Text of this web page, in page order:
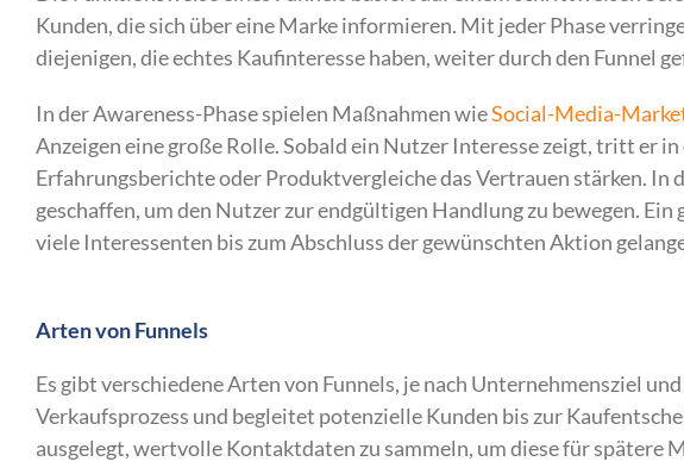
Kunden, die sich über eine Marke informieren. Mit jeder Phase
diejenigen, die echtes Kaufinteresse haben, weiter durch den Funnel
In der Awareness-Phase spielen Maßnahmen wieSocial-Media-
Anzeigen eine große Rolle. Sobald ein Nutzer Interesse zeigt, tritt er
Erfahrungsberichte oder Produktvergleiche das Vertrauen stärken. In
geschaffen, um den Nutzer zur endgültigen Handlung zu bewegen.
viele Interessenten bis zum Abschluss der gewünschten Aktion
Arten von Funnels
Es gibt verschiedene Arten von Funnels, je nach Unternehmensziel
Verkaufsprozess und begleitet potenzielle Kunden bis zur
ausgelegt, wertvolle Kontaktdaten zu sammeln, um diese für spätere